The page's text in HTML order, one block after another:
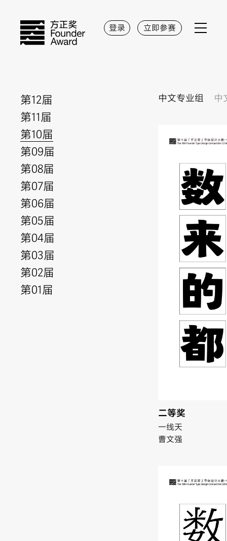
登录 立即参赛
第12届
第11届
第10届
第09届
第08届
第07届
第06届
第05届
第04届
第03届
第02届
第01届
中文专业组 中
二等奖
一线天
曹文强